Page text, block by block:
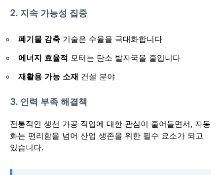
2. 지속 가능성 집중
폐기물 감축 기술은 수율을 극대화합니다
에너지 효율적 모터는 탄소 발자국을 줄입니다
재활용 가능 소재 건설 분야
3. 인력 부족 해결책
전통적인 생선 가공 직업에 대한 관심이 줄어들면서, 자동
화는 편리함을 넘어 산업 생존을 위한 필수 요소가 되고
있습니다.